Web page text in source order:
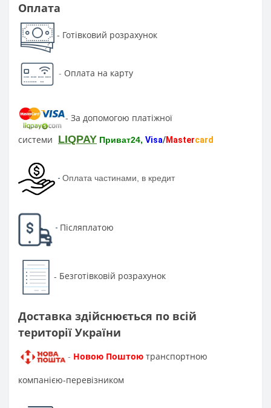
Оплата
- Готівковий розрахунок
- Оплата на карту
- За допомогою платіжної
системи LIQPAY Приват24, Visa/Mastercard
- Оплата частинами, в кредит
- Післяплатою
- Безготівковій розрахунок
Доставка здійснюється по всій
території України
- Новою Поштою транспортною
компанією-перевізником